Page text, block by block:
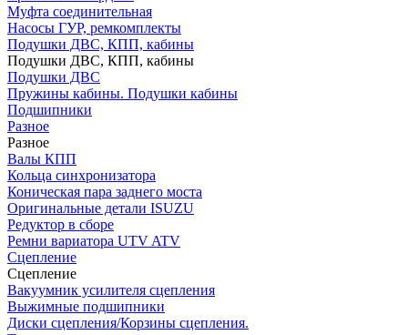
Муфта соединительная
Насосы ГУР, ремкомплекты
Подушки ДВС, КПП, кабины
Подушки ДВС, КПП, кабины
Подушки ДВС
Пружины кабины. Подушки кабины
Подшипники
Разное
Разное
Валы КПП
Кольца синхронизатора
Коническая пара заднего моста
Оригинальные детали ISUZU
Редуктор в сборе
Ремни вариатора UTV ATV
Сцепление
Сцепление
Вакуумник усилителя сцепления
Выжимные подшипники
Диски сцепления/Корзины сцепления.